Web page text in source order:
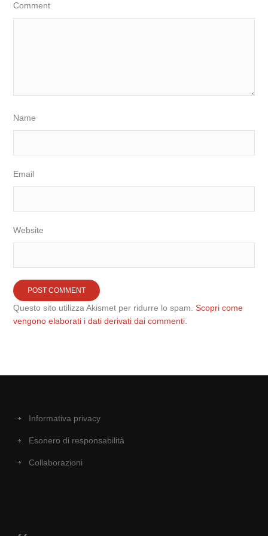
Comment
Name
Email
Website
Questo sito utilizza Akismet per ridurre lo spam.Scopri come
vengono elaborati i dati derivati dai commenti
Informativa privacy
Esonero di responsabilità
Collaborazioni